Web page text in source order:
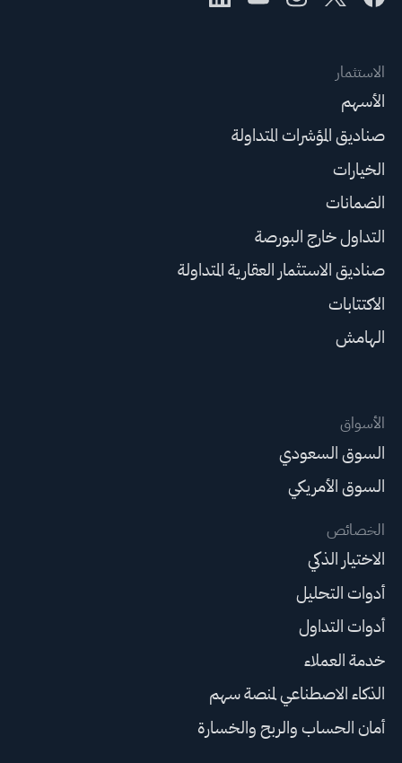
الاستثمار
الأسهم
صناديق المؤشرات المتداولة
الخيارات
الضمانات
التداول خارج البورصة
صناديق الاستثمار العقارية المتداولة
الاكتتابات
الهامش
الأسواق
السوق السعودي
السوق الأمريكي
الخصائص
الاختيار الذكي
أدوات التحليل
أدوات التداول
خدمة العملاء
الذكاء الاصطناعي لمنصة سهم
أمان الحساب والربح والخسارة